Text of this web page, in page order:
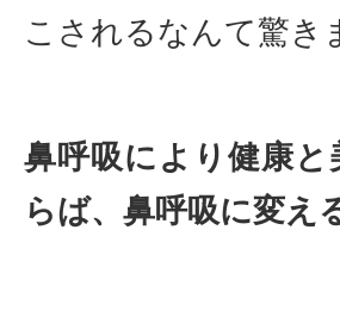
こされるなんて驚き
鼻呼吸により健康
らば、鼻呼吸に変え